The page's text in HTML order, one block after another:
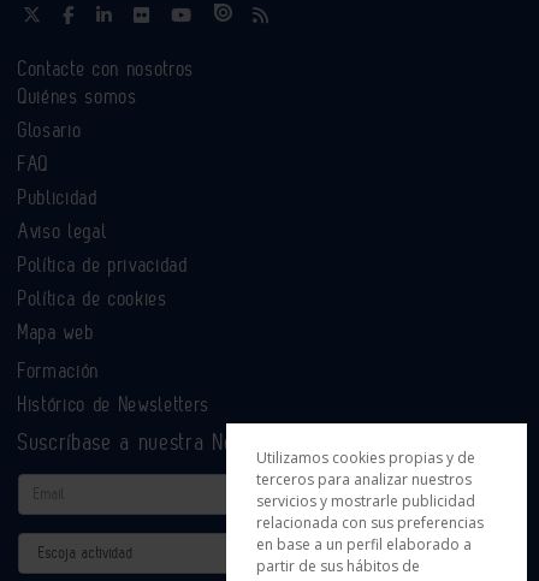
Contacte con nosotros
Quiénes somos
Glosario
FAQ
Publicidad
Aviso legal
Política de privacidad
Política de cookies
Mapa web
Formación
Histórico de Newsletters
Suscríbase a nuestra Newsletter
Email
Actividad
Utilizamos cookies propias y de
terceros para analizar nuestros
servicios y mostrarle publicidad
relacionada con sus preferencias
en base a un perfil elaborado a
partir de sus hábitos de